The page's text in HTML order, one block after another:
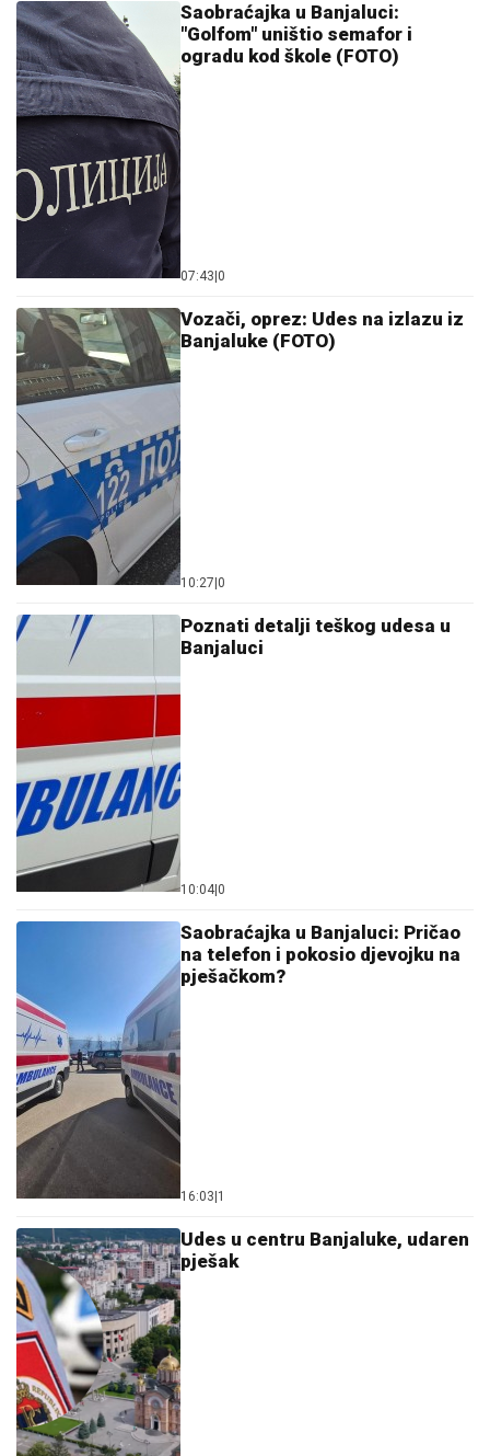
Saobraćajka u Banjaluci:
"Golfom" uništio semafor i
ogradu kod škole (FOTO)
07:43 0
Vozači, oprez: Udes na izlazu iz
Banjaluke (FOTO)
10:27 0
Poznati detalji teškog udesa u
Banjaluci
10:04 0
Saobraćajka u Banjaluci: Pričao
na telefon i pokosio djevojku na
pješačkom?
16:03 1
Udes u centru Banjaluke, udaren
pješak